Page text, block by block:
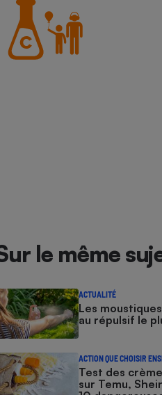
le même
ACTUALITÉ
Les
au répulsif le
ACTION QUE CHOISIR
Test des
sur Temu,